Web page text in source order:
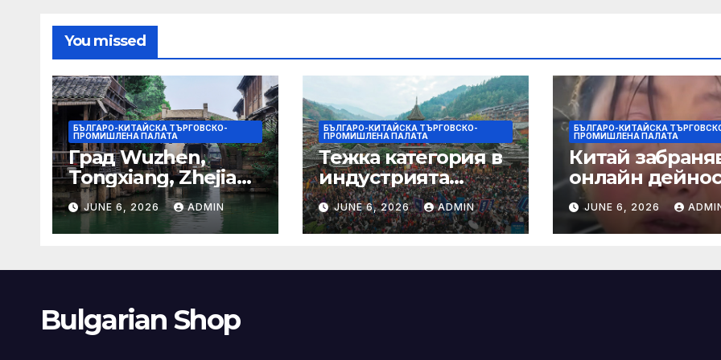
You missed
БЪЛГАРО-КИТАЙСКА ТЪРГОВСКО-
ПРОМИШЛЕНА ПАЛАТА
Град Wuzhen,
Tongxiang, Zhejiang
– Chinadaily.com.cn
JUNE 6, 2026 ADMIN
БЪЛГАРО-КИТАЙСКА ТЪРГОВСКО-
ПРОМИШЛЕНА ПАЛАТА
Тежка категория в
индустрията
стартира алианс за
космическа
слънчева енергия
JUNE 6, 2026 ADMIN
БЪЛГАРО-КИТАЙСКА
ПРОМИШЛЕНА ПАЛАТА
Китай
онлайн
при по-строги
правила за
ограничаване
JUNE 6, 2026
Bulgarian Shop